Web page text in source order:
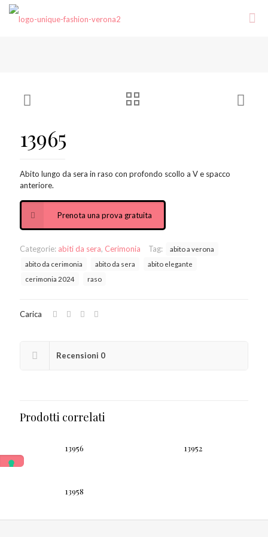
13965
Abito lungo da sera in raso con profondo scollo a V e spacco
anteriore.
Prenota una prova gratuita
Categorie: abiti da sera, Cerimonia Tag:
abito a verona
abito da cerimonia
abito da sera
abito elegante
cerimonia 2024
raso
Carica
Recensioni 0
Prodotti correlati
13956 13952
13958